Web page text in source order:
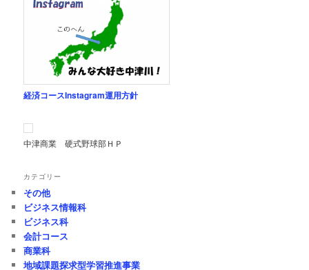
経済コースInstagram運用方針
中津商業 硬式野球部ＨＰ
カテゴリー
その他
ビジネス情報科
ビジネス科
会計コース
商業科
地域課題探求型学習推進事業